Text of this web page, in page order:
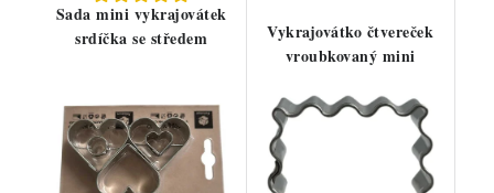
Sada mini vykrajovátek
srdíčka se středem
Vykrajovátko čtvereček
vroubkovaný mini